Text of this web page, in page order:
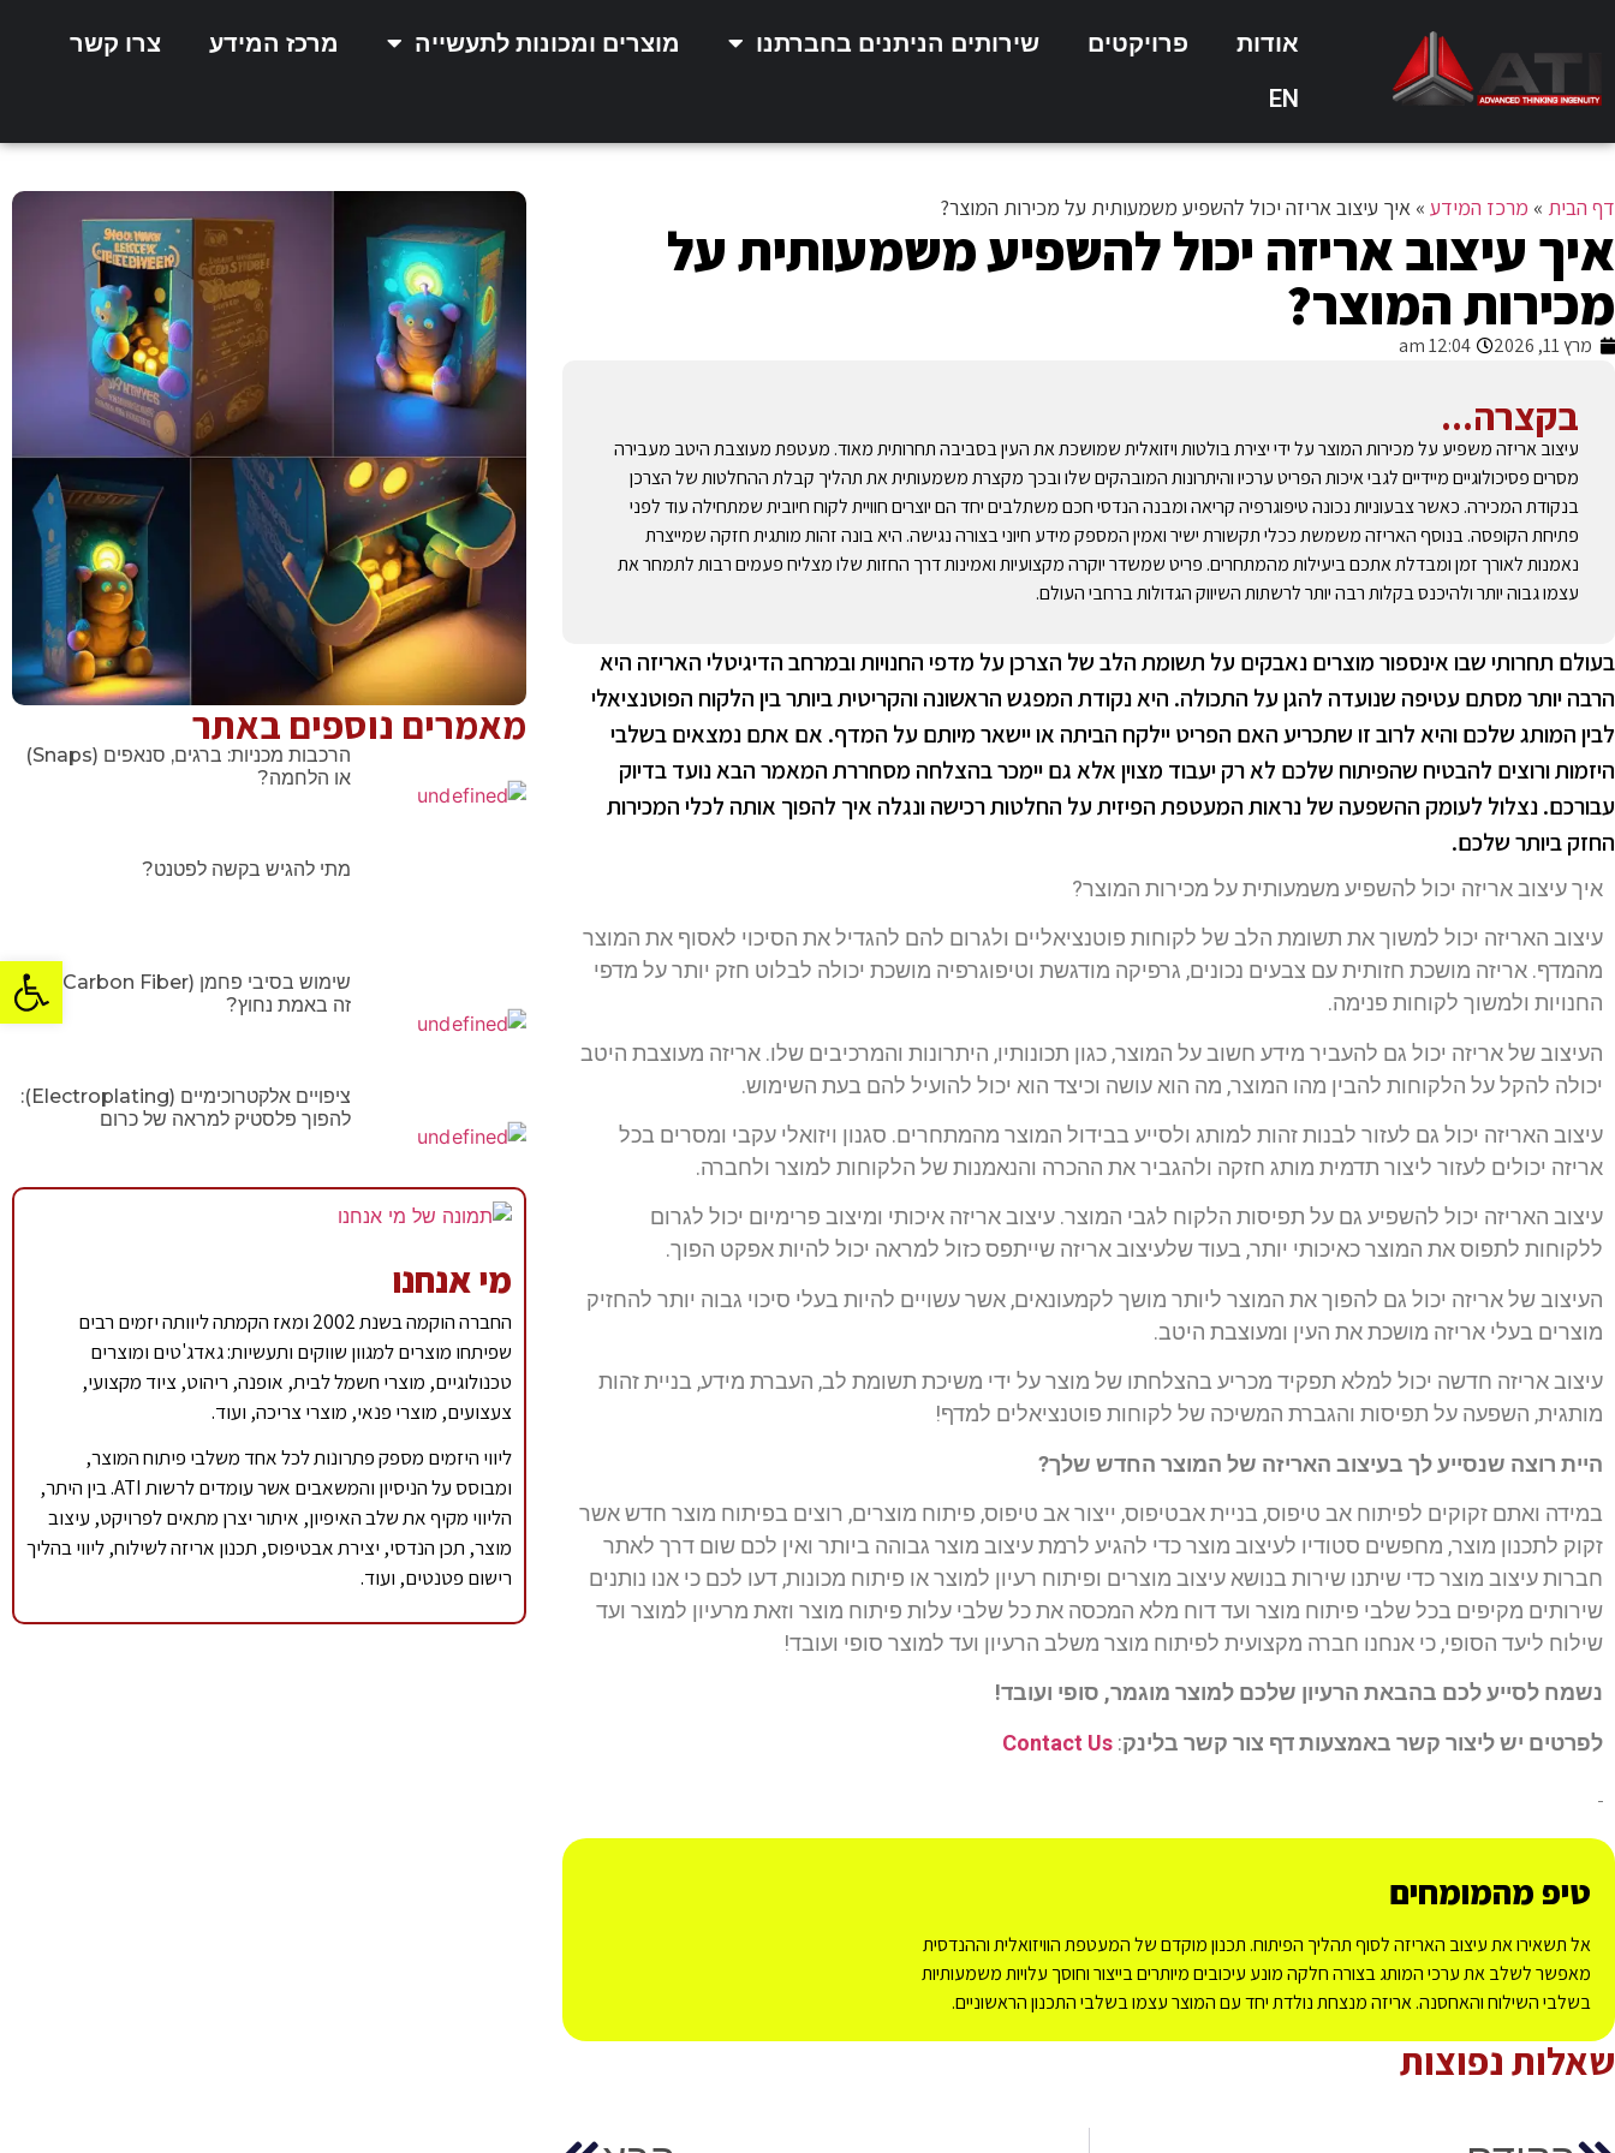
פתח
אודות פרויקטים שירותים הניתנים בחברתנו מוצרים ומכונות לתעשייה מרכז המידע
צרו קשר
EN
דף הבית » מרכז המידע » איך עיצוב אריזה יכול להשפיע משמעותית על מכירות המוצר?
איך עיצוב אריזה יכול להשפיע משמעותית על
מכירות המוצר?
מרץ 11, 2026 12:04 am
בקצרה...
עיצוב אריזה משפיע על מכירות המוצר על ידי יצירת בולטות ויזואלית שמושכת את העין בסביבה תחרותית מאוד. מעטפת מעוצבת היטב מעבירה
מסרים פסיכולוגיים מיידיים לגבי איכות הפריט ערכיו והיתרונות המובהקים שלו ובכך מקצרת משמעותית את תהליך קבלת ההחלטות של הצרכן
בנקודת המכירה. כאשר צבעוניות נכונה טיפוגרפיה קריאה ומבנה הנדסי חכם משתלבים יחד הם יוצרים חוויית לקוח חיובית שמתחילה עוד לפני
פתיחת הקופסה. בנוסף האריזה משמשת ככלי תקשורת ישיר ואמין המספק מידע חיוני בצורה נגישה. היא בונה זהות מותגית חזקה שמייצרת
נאמנות לאורך זמן ומבדלת אתכם ביעילות מהמתחרים. פריט שמשדר יוקרה מקצועיות ואמינות דרך החזות שלו מצליח פעמים רבות לתמחר את
עצמו גבוה יותר ולהיכנס בקלות רבה יותר לרשתות השיווק הגדולות ברחבי העולם.
בעולם תחרותי שבו אינספור מוצרים נאבקים על תשומת הלב של הצרכן על מדפי החנויות ובמרחב הדיגיטלי האריזה היא
הרבה יותר מסתם עטיפה שנועדה להגן על התכולה. היא נקודת המפגש הראשונה והקריטית ביותר בין הלקוח הפוטנציאלי
לבין המותג שלכם והיא לרוב זו שתכריע האם הפריט יילקח הביתה או יישאר מיותם על המדף. אם אתם נמצאים בשלבי
היזמות ורוצים להבטיח שהפיתוח שלכם לא רק יעבוד מצוין אלא גם יימכר בהצלחה מסחררת המאמר הבא נועד בדיוק
עבורכם. נצלול לעומק ההשפעה של נראות המעטפת הפיזית על החלטות רכישה ונגלה איך להפוך אותה לכלי המכירות
החזק ביותר שלכם.
איך עיצוב אריזה יכול להשפיע משמעותית על מכירות המוצר?
עיצוב האריזה יכול למשוך את תשומת הלב של לקוחות פוטנציאליים ולגרום להם להגדיל את הסיכוי לאסוף את המוצר
מהמדף. אריזה מושכת חזותית עם צבעים נכונים, גרפיקה מודגשת וטיפוגרפיה מושכת יכולה לבלוט חזק יותר על מדפי
החנויות ולמשוך לקוחות פנימה.
העיצוב של אריזה יכול גם להעביר מידע חשוב על המוצר, כגון תכונותיו, היתרונות והמרכיבים שלו. אריזה מעוצבת היטב
יכולה להקל על הלקוחות להבין מהו המוצר, מה הוא עושה וכיצד הוא יכול להועיל להם בעת השימוש.
עיצוב האריזה יכול גם לעזור לבנות זהות למותג ולסייע בבידול המוצר מהמתחרים. סגנון ויזואלי עקבי ומסרים בכל
אריזה יכולים לעזור ליצור תדמית מותג חזקה ולהגביר את ההכרה והנאמנות של הלקוחות למוצר ולחברה.
עיצוב האריזה יכול להשפיע גם על תפיסות הלקוח לגבי המוצר. עיצוב אריזה איכותי ומיצוב פרימיום יכול לגרום
ללקוחות לתפוס את המוצר כאיכותי יותר, בעוד שלעיצוב אריזה שייתפס כזול למראה יכול להיות אפקט הפוך.
העיצוב של אריזה יכול גם להפוך את המוצר ליותר מושך לקמעונאים, אשר עשויים להיות בעלי סיכוי גבוה יותר להחזיק
מוצרים בעלי אריזה מושכת את העין ומעוצבת היטב.
עיצוב אריזה חדשה יכול למלא תפקיד מכריע בהצלחתו של מוצר על ידי משיכת תשומת לב, העברת מידע, בניית זהות
מותגית, השפעה על תפיסות והגברת המשיכה של לקוחות פוטנציאלים למדף!
היית רוצה שנסייע לך בעיצוב האריזה של המוצר החדש שלך?
במידה ואתם זקוקים לפיתוח אב טיפוס, בניית אבטיפוס, ייצור אב טיפוס, פיתוח מוצרים, רוצים בפיתוח מוצר חדש אשר
זקוק לתכנון מוצר, מחפשים סטודיו לעיצוב מוצר כדי להגיע לרמת עיצוב מוצר גבוהה ביותר ואין לכם שום דרך לאתר
חברות עיצוב מוצר כדי שיתנו שירות בנושא עיצוב מוצרים ופיתוח רעיון למוצר או פיתוח מכונות, דעו לכם כי אנו נותנים
שירותים מקיפים בכל שלבי פיתוח מוצר ועד דוח מלא המכסה את כל שלבי עלות פיתוח מוצר וזאת מרעיון למוצר ועד
שילוח ליעד הסופי, כי אנחנו חברה מקצועית לפיתוח מוצר משלב הרעיון ועד למוצר סופי ועובד!
נשמח לסייע לכם בהבאת הרעיון שלכם למוצר מוגמר, סופי ועובד!
לפרטים יש ליצור קשר באמצעות דף צור קשר בלינק:
Contact Us
טיפ מהמומחים
אל תשאירו את עיצוב האריזה לסוף תהליך הפיתוח. תכנון מוקדם של המעטפת הוויזואלית וההנדסית
מאפשר לשלב את ערכי המותג בצורה חלקה מונע עיכובים מיותרים בייצור וחוסך עלויות משמעותיות
בשלבי השילוח והאחסנה. אריזה מנצחת נולדת יחד עם המוצר עצמו בשלבי התכנון הראשוניים.
שאלות נפוצות
מאמרים נוספים באתר
הרכבות מכניות: ברגים, סנאפים (Snaps)
או הלחמה?
מתי להגיש בקשה לפטנט?
שימוש בסיבי פחמן (Carbon Fiber): מתי
זה באמת נחוץ?
ציפויים אלקטרוכימיים (Electroplating):
להפוך פלסטיק למראה של כרום
מי אנחנו
החברה הוקמה בשנת 2002 ומאז הקמתה ליוותה יזמים רבים
שפיתחו מוצרים למגוון שווקים ותעשיות: גאדג'טים ומוצרים
טכנולוגיים, מוצרי חשמל לבית, אופנה, ריהוט, ציוד מקצועי,
צעצועים, מוצרי פנאי, מוצרי צריכה, ועוד.
ליווי היזמים מספק פתרונות לכל אחד משלבי פיתוח המוצר,
ומבוסס על הניסיון והמשאבים אשר עומדים לרשות ATI. בין היתר,
הליווי מקיף את שלב האיפיון, איתור יצרן מתאים לפרויקט, עיצוב
מוצר, תכן הנדסי, יצירת אבטיפוס, תכנון אריזה לשילוח, ליווי בהליך
רישום פטנטים, ועוד.